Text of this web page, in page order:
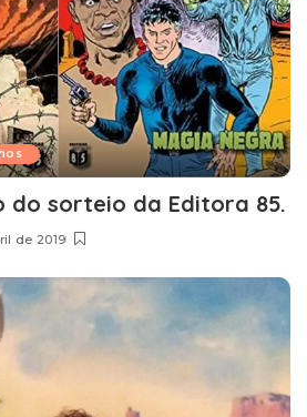
do sorteio da Editora 85.
de 2019